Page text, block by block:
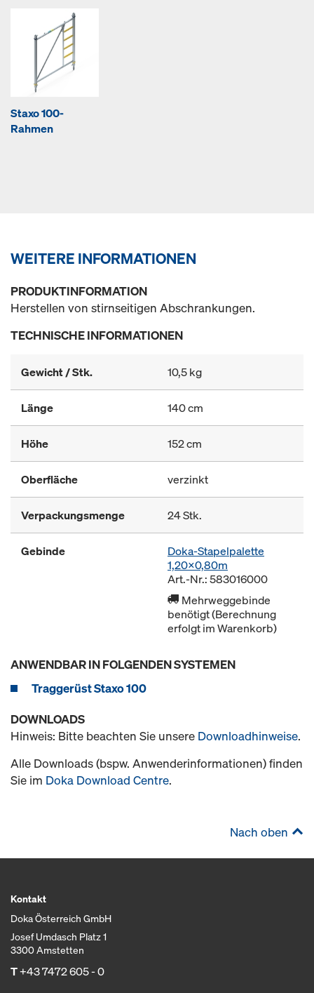
Staxo 100-
Rahmen
WEITERE INFORMATIONEN
PRODUKTINFORMATION
Herstellen von stirnseitigen Abschrankungen.
TECHNISCHE INFORMATIONEN
Gewicht / Stk. 10,5 kg
Länge 140 cm
Höhe 152 cm
Oberfläche verzinkt
Verpackungsmenge 24 Stk.
Gebinde
Doka-Stapelpalette
1,20x0,80m
Art.-Nr.: 583016000
Mehrweggebinde
benötigt (Berechnung
erfolgt im Warenkorb)
ANWENDBAR IN FOLGENDEN SYSTEMEN
Traggerüst Staxo 100
DOWNLOADS
Hinweis: Bitte beachten Sie unsere Downloadhinweise.
Alle Downloads (bspw. Anwenderinformationen) finden
Sie im Doka Download Centre.
Nach oben
Kontakt
Doka Österreich GmbH
Josef Umdasch Platz 1
3300 Amstetten
T+43 7472 605 - 0